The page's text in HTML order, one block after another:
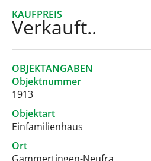
KAUFPREIS
Verkauft..
OBJEKTANGABEN
Objektnummer
1913
Objektart
Einfamilienhaus
Ort